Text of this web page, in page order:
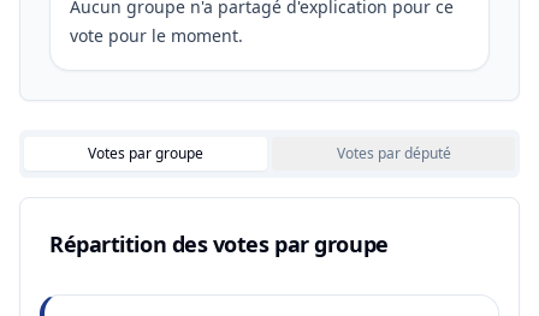
Aucun groupe n'a partagé d'explication pour ce
vote pour le moment.
Votes par groupe Votes par député
Répartition des votes par groupe